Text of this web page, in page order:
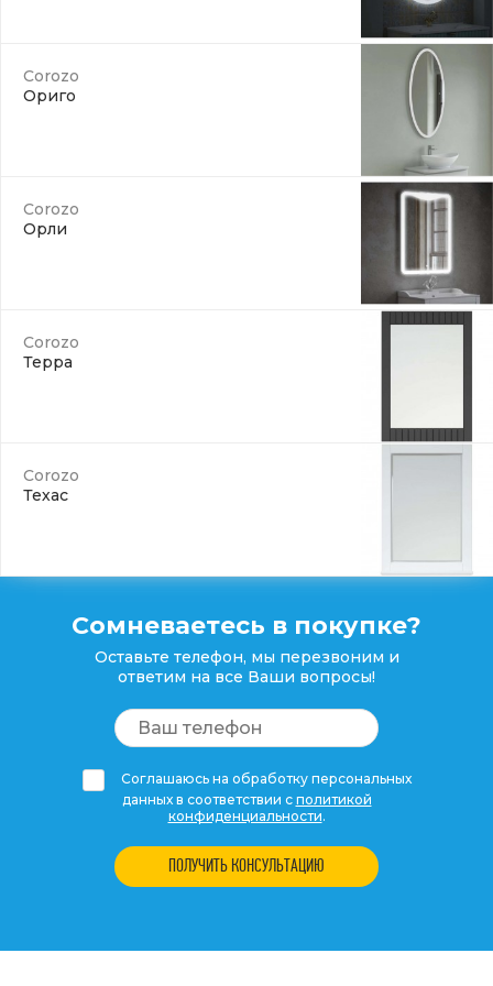
Corozo
Ориго
Corozo
Орли
Corozo
Терра
Corozo
Техас
Сомневаетесь в покупке?
Оставьте телефон, мы перезвоним и
ответим на все Ваши вопросы!
Соглашаюсь на обработку персональных
данных в соответствии с политикой
конфиденциальности.
ПОЛУЧИТЬ КОНСУЛЬТАЦИЮ